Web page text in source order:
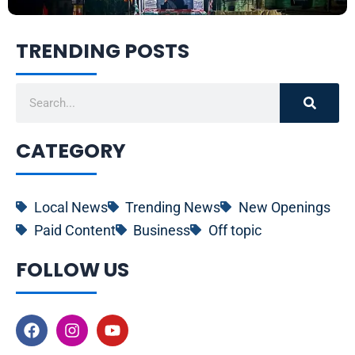
TRENDING POSTS
Search
CATEGORY
Local News Trending News
New Openings
Paid Content
Business Off topic
FOLLOW US
F
a
I
n
Y
o